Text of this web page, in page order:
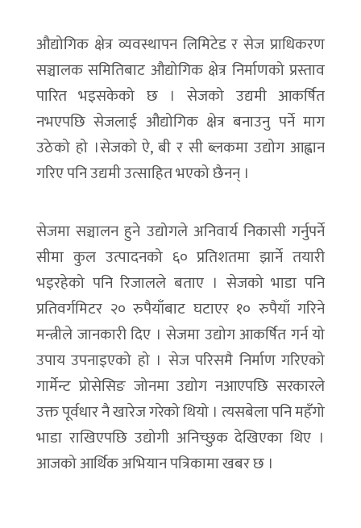
औद्योगिक क्षेत्र व्यवस्थापन लिमिटेड र सेज प्राधिकरण
सञ्चालक समितिबाट औद्योगिक क्षेत्र निर्माणको प्रस्ताव
पारित भइसकेको छ । सेजको उद्यमी आकर्षित
नभएपछि सेजलाई औद्योगिक क्षेत्र बनाउनु पर्ने माग
उठेको हो ।सेजको ऐ, बी र सी ब्लकमा उद्योग आह्वान
गरिए पनि उद्यमी उत्साहित भएको छैनन् ।
सेजमा सञ्चालन हुने उद्योगले अनिवार्य निकासी गर्नुपर्ने
सीमा कुल उत्पादनको ६० प्रतिशतमा झार्ने तयारी
भइरहेको पनि रिजालले बताए । सेजको भाडा पनि
प्रतिवर्गमिटर २० रुपैयाँबाट घटाएर १० रुपैयाँ गरिने
मन्त्रीले जानकारी दिए । सेजमा उद्योग आकर्षित गर्न यो
उपाय उपनाइएको हो । सेज परिसमै निर्माण गरिएको
गार्मेन्ट प्रोसेसिङ जोनमा उद्योग नआएपछि सरकारले
उक्त पूर्वधार नै खारेज गरेको थियो । त्यसबेला पनि महँगो
भाडा राखिएपछि उद्योगी अनिच्छुक देखिएका थिए ।
आजको आर्थिक अभियान पत्रिकामा खबर छ ।